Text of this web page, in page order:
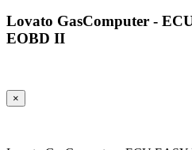
Lovato GasComputer -
EOBD II
×